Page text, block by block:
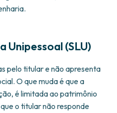
Unipessoal (SLU)
pelo titular e não apresenta
O que muda é que a
é limitada ao patrimônio
o titular não responde